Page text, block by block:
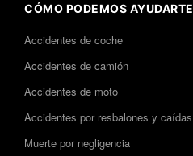
CÓMO PODEMOS AYUDARTE
Accidentes de coche
Accidentes de camión
Accidentes de moto
Accidentes por resbalones y caídas
Muerte por negligencia